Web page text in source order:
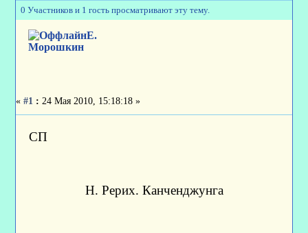
0 Участников и 1 гость просматривают эту тему.
Е.
Морошкин
«#1 : 24 Мая 2010, 15:18:18 »
СП
Н. Рерих. Канченджунга